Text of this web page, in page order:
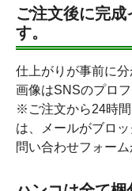
ご注文後に完成
す。
仕上がりが事前に分
画像はSNSのプロ
※ご注文から24時
は、メールがブロ
問い合わせフォーム